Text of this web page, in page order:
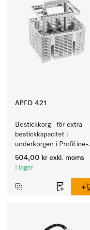
APFD 421
Bestickkorg   för extra
bestickkapacitet i
underkorgen i ProfiLine-
diskmaskiner.
504,00 kr exkl. moms
I lager